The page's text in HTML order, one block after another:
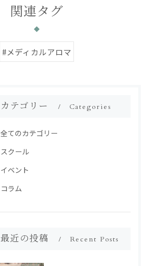
関連タグ
#メディカルアロマ
カテゴリー Categories
全てのカテゴリー
スクール
イベント
コラム
最近の投稿 Recent Posts